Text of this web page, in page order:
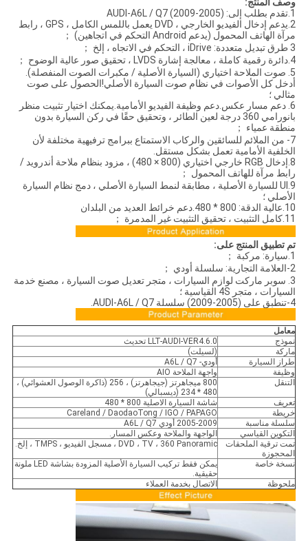
1.تقدم بطلب إلى: (2005-2009) AUDI-A6L / Q7
2.يدعم إدخال الفيديو الخارجي ، DVD يعمل باللمس الكامل ، GPS ، رابط
مرآة الهاتف المحمول (يدعم Android التحكم في اتجاهين) ；
3 طرق تبديل متعددة: iDrive ، التحكم في الاتجاه ، إلخ ；
4.دائرة رقمية كاملة ، معالجة إشارة LVDS ، تحقيق صور عالية الوضوح ；
5. صوت الملاحة اختياري (السيارة الأصلية / مكبرات الصوت المنفصلة).
أدخل كل الأصوات في نظام صوت السيارة الأصلي!الحصول على صوت
مثالي ؛
6. دعم مسار عكس.دعم وظيفة الفيديو الأمامية.يمكنك اختيار تثبيت منظر
بانورامي 360 درجة لعين الطائر ، وتحقيق حقًا في ركن السيارة بدون
منطقة عمياء ；
7- من الملائم للسائقين والركاب الاستمتاع ببرامج ترفيهية مختلفة لأن
الخلفية الأمامية تعمل بشكل مستقل.
8.إدخال RGB خارجي اختياري (800 × 480) ، مزود بنظام ملاحة أندرويد /
رابط مرآة للهاتف المحمول ；
9.UI للسيارة الأصلية ، مطابقة لنمط السيارة الأصلي ، دمج نظام السيارة
الأصلي ؛
10.عالية الدقة: 800 * 480.دعم خرائط العديد من البلدان
11.كامل التثبيت ، تحقيق التثبيت غير المدمرة ；
تم تطبيق المنتج على:
1.سيارة: مركبة ；
2-العلامة التجارية: سلسلة أودي ；
3. سوبر ماركت لوازم السيارات ، متجر تعديل صوت السيارة ، مصنع خدمة
السيارات ، متجر 4S القياسية ؛
4-تنطبق على (2005-2009) سلسلة AUDI-A6L / Q7.
معامل
نموذج
LLT-AUDI-VER4.6.0 تحديث
ماركة
(لسيلت)
طراز السيارة
أودي- A6L / Q7
وظيفة
واجهة الملاحة AIO
التنقل
800 ميجاهرتز (جيجاهرتز) ، 256 (ذاكرة الوصول العشوائي) ،
480 * 234 (ديسبالي)
تعريف
شاشة السيارة الاصلية 800 * 480
خريطة
Careland / DaodaoTong / IGO / PAPAGO
سلسلة مناسبة
2005-2009 أودي A6L / Q7
التكوين القياسي
الواجهة والملاحة وعكس المسار.
تمت ترقية الملحقات
المحجوزة
DVD ، TV ، 360 Panoramic ، مسجل الفيديو ، TMPS ، إلخ.
نسخة خاصة
يمكن فقط تركيب السيارة الأصلية المزودة بشاشة LED ملونة
حقيقية.
ملحوظة
الاتصال بخدمة العملاء